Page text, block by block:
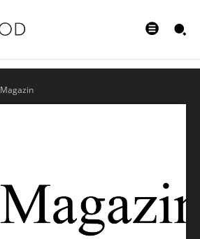
Magazin